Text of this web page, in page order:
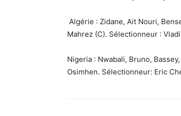
Algérie : Zidane, Ait Nouri,
Mahrez (C). Sélectionneur :
Nigeria : Nwabali, Bruno,
Osimhen. Sélectionneur: Eric